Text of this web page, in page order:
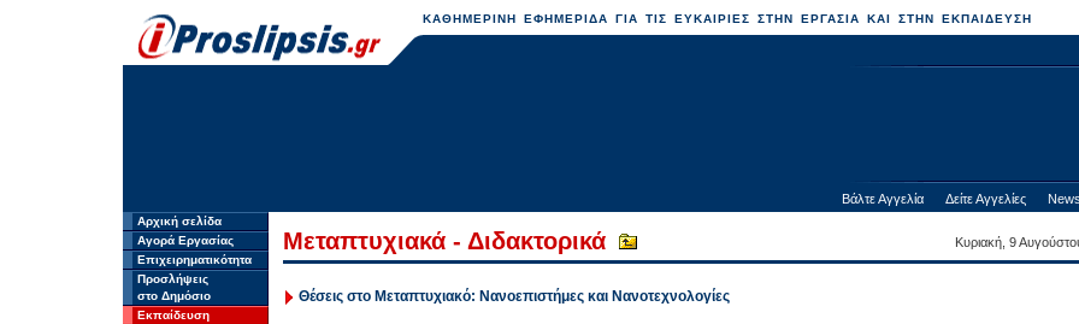
ΚΑΘΗΜΕΡΙΝΗ ΕΦΗΜΕΡΙΔΑ ΓΙΑ ΤΙΣ ΕΥΚΑΙΡΙΕΣ ΣΤΗΝ ΕΡΓΑΣΙΑ ΚΑΙ ΣΤΗΝ ΕΚΠΑΙΔΕΥΣΗ
Βάλτε Αγγελία Δείτε Αγγελίες
Αρχική σελίδα
Αγορά Εργασίας
Επιχειρηματικότητα
Προσλήψεις
στο Δημόσιο
Εκπαίδευση
Μεταπτυχιακά - Διδακτορικά Κυριακή, 9
Θέσεις στο Μεταπτυχιακό: Νανοεπιστήμες και Νανοτεχνολογίες